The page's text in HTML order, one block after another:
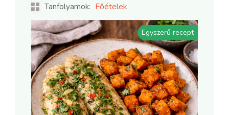
Tanfolyamok: Főételek
Egyszerű recept